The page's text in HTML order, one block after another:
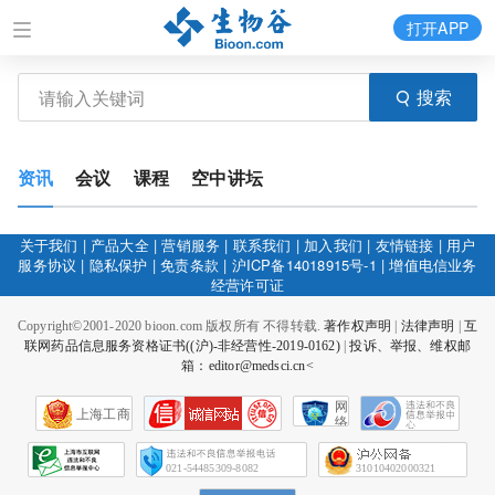
搜索
打开APP
资讯 会议 课程 空中讲坛
关于我们 | 产品大全|营销服务 | 联系我们 | 加入我们 | 友情链接 | 用户
服务协议 | 隐私保护 |免责条款 | 沪ICP备14018915号-1 |增值电信业务
经营许可证
Copyright©2001-2020 bioon.com 版权所有 不得转载.著作权声明 法律声明
互
联网药品信息服务资格证书((沪)-非经营性-2019-0162)|投诉、举报、维权邮
箱：editor@medsci.cn<
上海工商
网
络
会
征
021-54485309-8082 31010402000321